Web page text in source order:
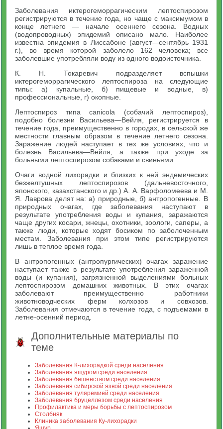
Заболевания иктерогеморрагическим лептоспирозом
регистрируются в течение года, но чаще с максимумом в
конце летнего — начале осеннего сезона. Водных
(водопроводных) эпидемий описано мало. Наиболее
известна эпидемия в Лиссабоне (август—сентябрь 1931
г.), во время которой заболело 162 человека; все
заболевшие употребляли воду из одного водоисточника.
К. Н. Токаревич подразделяет вспышки
иктерогеморрагического лептоспироза на следующие
типы: а) купальные, б) пищевые и водные, в)
профессиональные, г) окопные.
Лептоспироз типа canicola (собачий лептоспироз),
подобно болезни Васильева—Вейля, регистрируется в
течение года, преимущественно в городах, в сельской же
местности главным образом в течение летнего сезона.
Заражение людей наступает в тех же условиях, что и
болезнь Васильева—Вейля, а также при уходе за
больными лептоспирозом собаками и свиньями.
Очаги водной лихорадки и близких к ней эндемических
безжелтушных лептоспирозов (дальневосточного,
японского, казахстанского и др.) А. А. Варфоломеева и М.
Я. Лаврова делят на: а) природные, б) антропогенные. В
природных очагах, где заболевания наступают в
результате употребления воды и купания, заражаются
чаще других косари, жнецы, охотники, зоологи, саперы, а
также люди, которые ходят босиком по заболоченным
местам. Заболевания при этом типе регистрируются
лишь в теплое время года.
В антропогенных (антропургических) очагах заражение
наступает также в результате употребления зараженной
воды (и купания), загрязненной выделениями больных
лептоспирозом домашних животных. В этих очагах
заболевают преимущественно работники
животноводческих ферм колхозов и совхозов.
Заболевания отмечаются в течение года, с подъемами в
летне-осенний период.
Дополнительные материалы по
теме
Заболевания К-лихорадкой среди населения
Заболевания ящуром среди населения
Заболевания бешенством среди населения
Заболевания сибирской язвой среди населения
Заболевания туляремией среди населения
Заболевания бруцеллезом среди населения
Профилактика и меры борьбы с лептоспирозом
Столбняк
Клиника заболевания Ку-лихорадки